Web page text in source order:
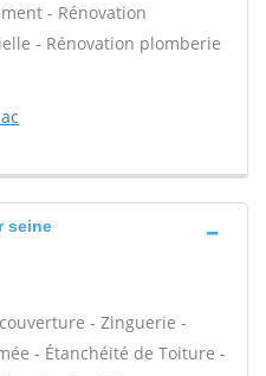
- Rénovation
- Rénovation plomberie
seine
- Zinguerie -
- Étanchéité de Toiture -